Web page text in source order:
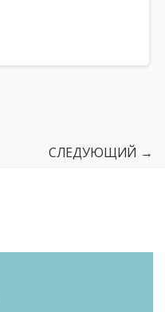
СЛЕДУЮЩИЙ →